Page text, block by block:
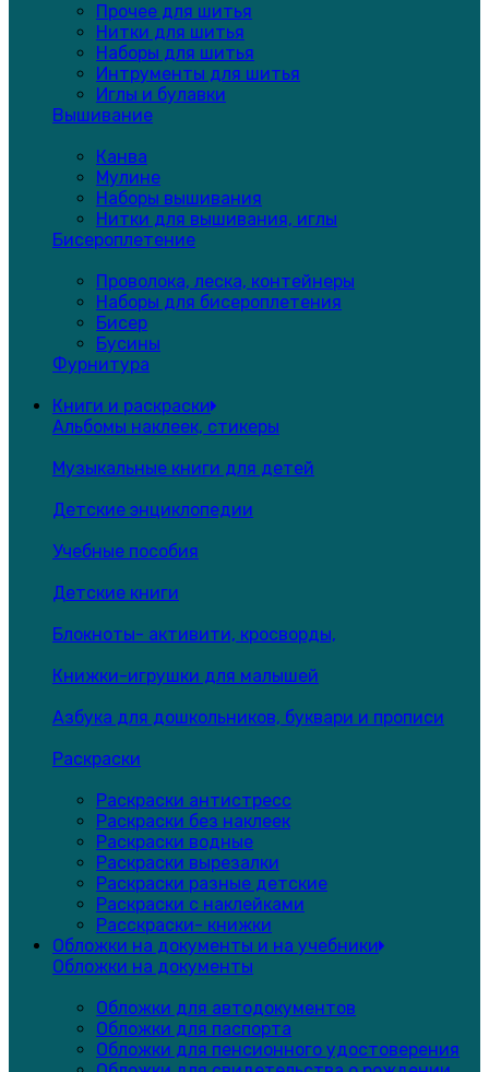
Прочее для шитья
Нитки для шитья
Наборы для шитья
Интрументы для шитья
Иглы и булавки
Вышивание
Канва
Мулине
Наборы вышивания
Нитки для вышивания, иглы
Бисероплетение
Проволока, леска, контейнеры
Наборы для бисероплетения
Бисер
Бусины
Фурнитура
Книги и раскраски
Альбомы наклеек, стикеры
Музыкальные книги для детей
Детские энциклопедии
Учебные пособия
Детские книги
Блокноты- активити, кросворды,
Книжки-игрушки для малышей
Азбука для дошкольников, буквари и прописи
Раскраски
Раскраски антистресс
Раскраски без наклеек
Раскраски водные
Раскраски вырезалки
Раскраски разные детские
Раскраски с наклейками
Расскраски- книжки
Обложки на документы и на учебники
Обложки на документы
Обложки для автодокументов
Обложки для паспорта
Обложки для пенсионного удостоверения